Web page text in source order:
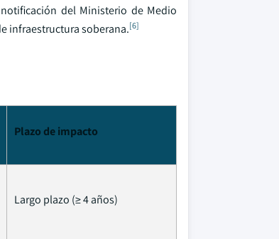
del Ministerio de Medio
infraestructura soberana.[6]
Plazo de impacto
Largo plazo (≥ 4 años)